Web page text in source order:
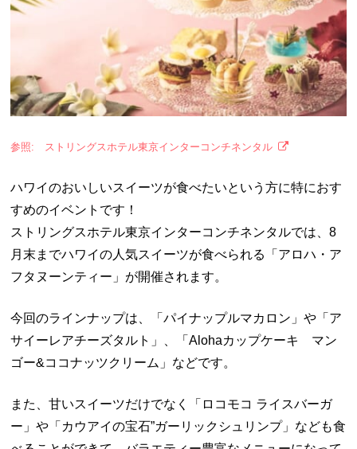
参照: ストリングスホテル東京インターコンチネンタル
ハワイのおいしいスイーツが食べたいという方に特におす
すめのイベントです！
ストリングスホテル東京インターコンチネンタルでは、8
月末までハワイの人気スイーツが食べられる「アロハ・ア
フタヌーンティー」が開催されます。
今回のラインナップは、「パイナップルマカロン」や「ア
サイーレアチーズタルト」、「Alohaカップケーキ マン
ゴー&ココナッツクリーム」などです。
また、甘いスイーツだけでなく「ロコモコ ライスバーガ
ー」や「カウアイの宝石”ガーリックシュリンプ」なども食